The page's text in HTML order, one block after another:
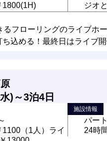
1800(1H)
ジオ
フローリングのライブホ
込める！最終日はライブ開
)～3泊4日
（1人）ライ
施設情報
パー
24時